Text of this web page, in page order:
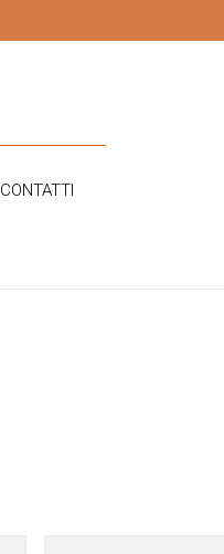
CONTATTI